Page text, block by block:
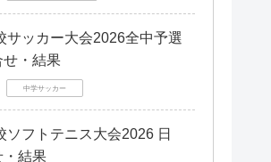
サッカー大会2026全中予選
せ・結果
中学サッカー
ソフトテニス大会2026 日
・結果